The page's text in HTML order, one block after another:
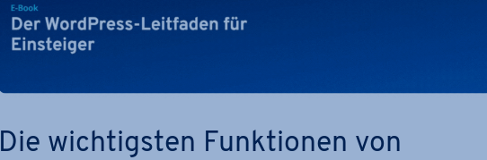
Die wich­tigs­ten Funk­tio­nen von